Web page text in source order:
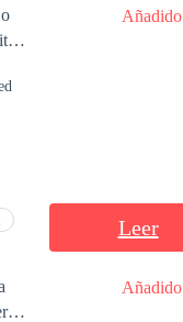
Añadido
Leer
Añadido